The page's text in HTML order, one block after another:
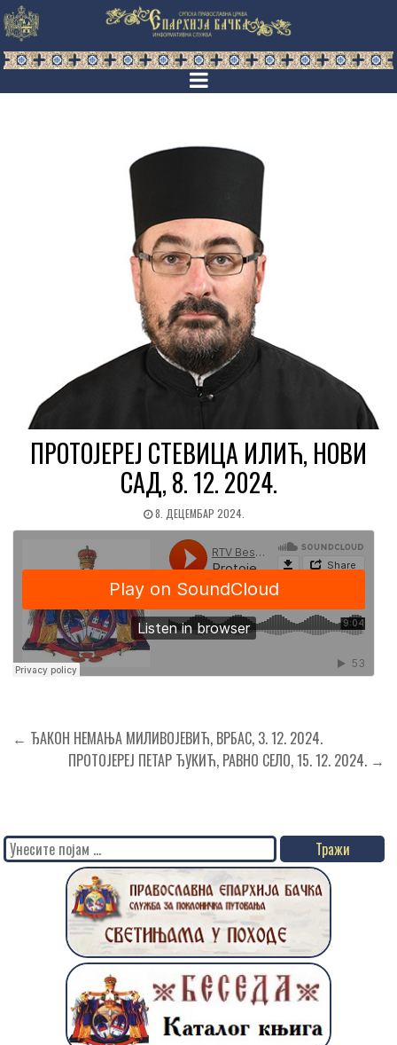
ПРОТОЈЕРЕЈ СТЕВИЦА ИЛИЋ, НОВИ
САД, 8. 12. 2024.
8. ДЕЦЕМБАР 2024.
Кретање
чланка
← ЂАКОН НЕМАЊА МИЛИВОЈЕВИЋ, ВРБАС, 3. 12. 2024.
ПРОТОЈЕРЕЈ ПЕТАР ЂУКИЋ, РАВНО СЕЛО, 15. 12. 2024. →
Search
for: